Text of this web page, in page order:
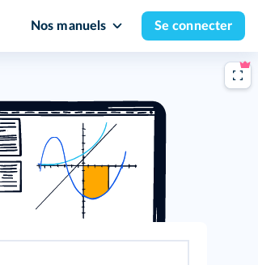
Nos manuels Se connecter